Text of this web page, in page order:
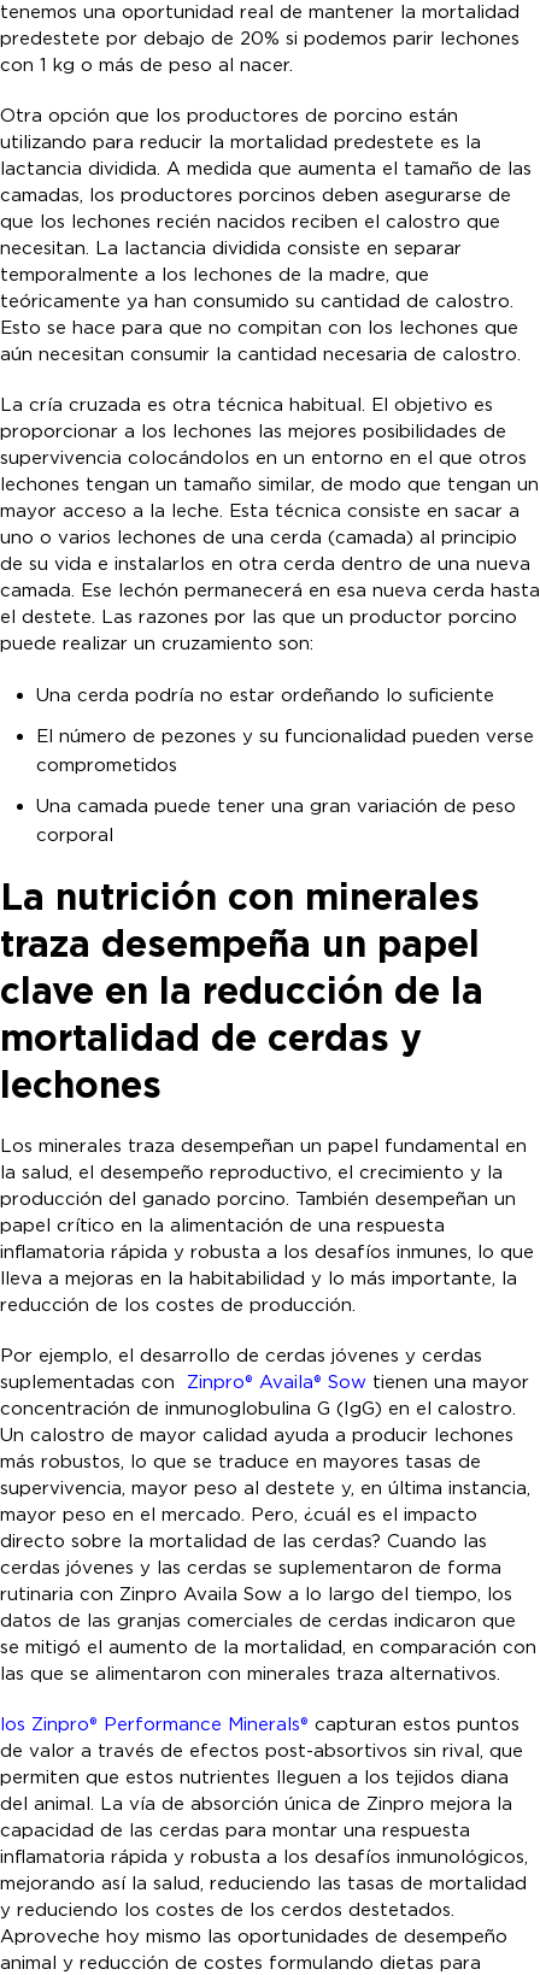
tenemos una oportunidad real de mantener la mortalidad
predestete por debajo de 20% si podemos parir lechones
con 1 kg o más de peso al nacer.
Otra opción que los productores de porcino están
utilizando para reducir la mortalidad predestete es la
lactancia dividida. A medida que aumenta el tamaño de las
camadas, los productores porcinos deben asegurarse de
que los lechones recién nacidos reciben el calostro que
necesitan. La lactancia dividida consiste en separar
temporalmente a los lechones de la madre, que
teóricamente ya han consumido su cantidad de calostro.
Esto se hace para que no compitan con los lechones que
aún necesitan consumir la cantidad necesaria de calostro.
La cría cruzada es otra técnica habitual. El objetivo es
proporcionar a los lechones las mejores posibilidades de
supervivencia colocándolos en un entorno en el que otros
lechones tengan un tamaño similar, de modo que tengan un
mayor acceso a la leche. Esta técnica consiste en sacar a
uno o varios lechones de una cerda (camada) al principio
de su vida e instalarlos en otra cerda dentro de una nueva
camada. Ese lechón permanecerá en esa nueva cerda hasta
el destete. Las razones por las que un productor porcino
puede realizar un cruzamiento son:
Una cerda podría no estar ordeñando lo suficiente
El número de pezones y su funcionalidad pueden verse
comprometidos
Una camada puede tener una gran variación de peso
corporal
La nutrición con minerales
traza desempeña un papel
clave en la reducción de la
mortalidad de cerdas y
lechones
Los minerales traza desempeñan un papel fundamental en
la salud, el desempeño reproductivo, el crecimiento y la
producción del ganado porcino. También desempeñan un
papel crítico en la alimentación de una respuesta
inflamatoria rápida y robusta a los desafíos inmunes, lo que
lleva a mejoras en la habitabilidad y lo más importante, la
reducción de los costes de producción.
Por ejemplo, el desarrollo de cerdas jóvenes y cerdas
suplementadas con Zinpro® Availa® Sow tienen una mayor
concentración de inmunoglobulina G (IgG) en el calostro.
Un calostro de mayor calidad ayuda a producir lechones
más robustos, lo que se traduce en mayores tasas de
supervivencia, mayor peso al destete y, en última instancia,
mayor peso en el mercado. Pero, ¿cuál es el impacto
directo sobre la mortalidad de las cerdas? Cuando las
cerdas jóvenes y las cerdas se suplementaron de forma
rutinaria con Zinpro Availa Sow a lo largo del tiempo, los
datos de las granjas comerciales de cerdas indicaron que
se mitigó el aumento de la mortalidad, en comparación con
las que se alimentaron con minerales traza alternativos.
los Zinpro® Performance Minerals® capturan estos puntos
de valor a través de efectos post-absortivos sin rival, que
permiten que estos nutrientes lleguen a los tejidos diana
del animal. La vía de absorción única de Zinpro mejora la
capacidad de las cerdas para montar una respuesta
inflamatoria rápida y robusta a los desafíos inmunológicos,
mejorando así la salud, reduciendo las tasas de mortalidad
y reduciendo los costes de los cerdos destetados.
Aproveche hoy mismo las oportunidades de desempeño
animal y reducción de costes formulando dietas para